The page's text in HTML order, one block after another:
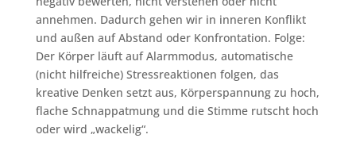
annehmen. Dadurch gehen wir in inneren Konflikt
und außen auf Abstand oder Konfrontation. Folge:
Der Körper läuft auf Alarmmodus, automatische
(nicht hilfreiche) Stressreaktionen folgen, das
kreative Denken setzt aus, Körperspannung zu hoch,
flache Schnappatmung und die Stimme rutscht hoch
oder wird „wackelig“.